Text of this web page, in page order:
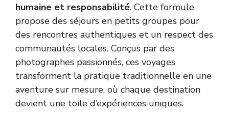
humaine et responsabilité. Cette formule
propose des séjours en petits groupes pour
des rencontres authentiques et un respect des
communautés locales. Conçus par des
photographes passionnés, ces voyages
transforment la pratique traditionnelle en une
aventure sur mesure, où chaque destination
devient une toile d’expériences uniques.